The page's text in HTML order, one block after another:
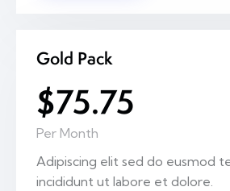
Gold Pack
$75.75
Per Month
Adipiscing elit sed do eusmod
incididunt ut labore et dolore.